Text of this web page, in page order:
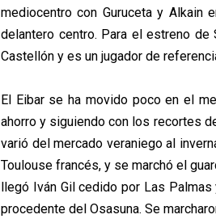
mediocentro con Guruceta y Alkain
delantero centro. Para el estreno
Castellón y es un jugador de
El Eibar se ha movido poco en el
ahorro y siguiendo con los recortes
varió del mercado veraniego al
Toulouse francés, y se marchó el
llegó Iván Gil cedido por Las
procedente del Osasuna. Se